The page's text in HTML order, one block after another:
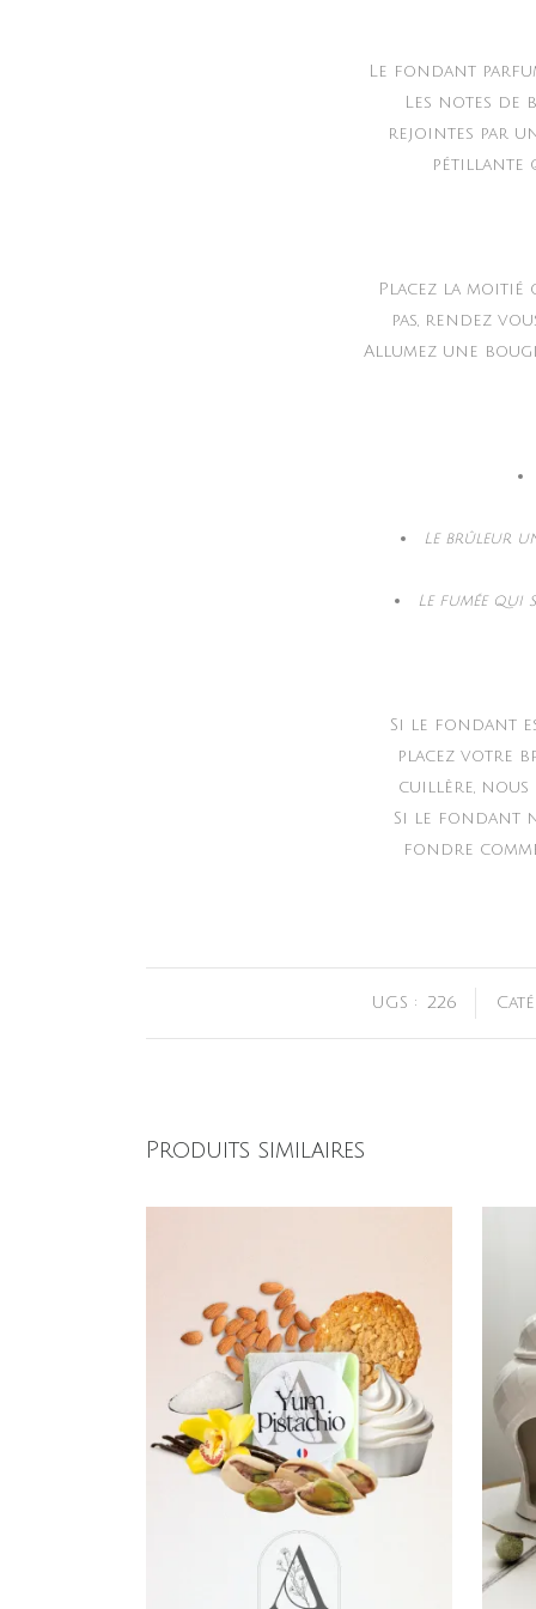
Le fondant
Les notes de
rejointes par
pétillante
Placez la moitié
pas, rendez
Allumez une
Le brûleur
Le fumée
Si le fondant
placez votre
cuillère, nous
Si le fondant
fondre
UGS : 226
Produits similaires